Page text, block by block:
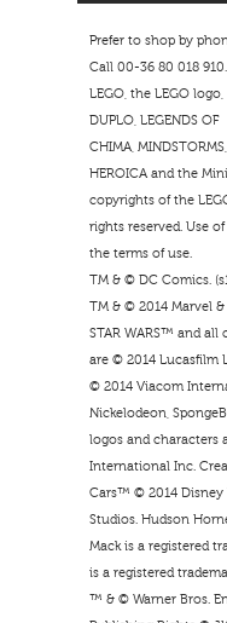
Prefer to shop by
Call 00-36 80 018 910.
LEGO, the LEGO logo,
DUPLO, LEGENDS OF
CHIMA, MINDSTORMS,
HEROICA and the
copyrights of the
rights reserved. Use
the terms of use.
TM & © DC Comics.
TM & © 2014 Marvel &
STAR WARS™ and all
are © 2014 Lucasfilm
© 2014 Viacom
Nickelodeon,
logos and characters
International Inc.
Cars™ © 2014 Disney
Studios. Hudson
Mack is a registered
is a registered
™ & © Warner Bros.